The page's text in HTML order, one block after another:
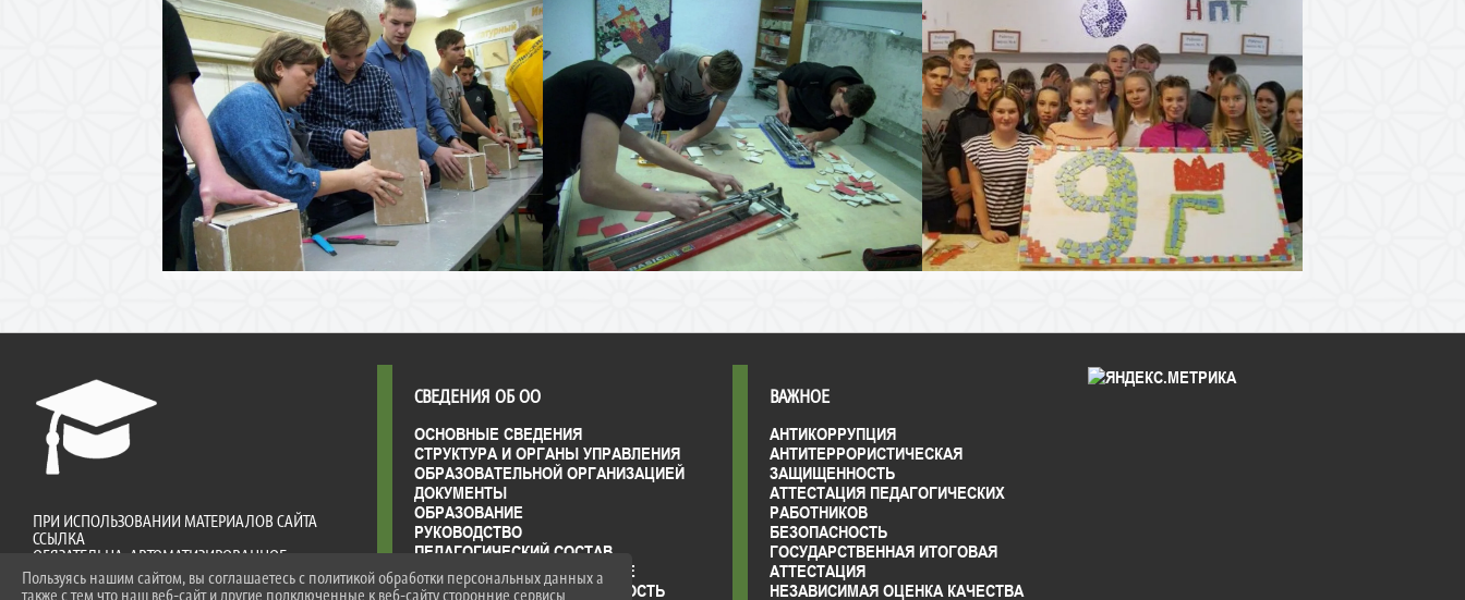
ПРИ ИСПОЛЬЗОВАНИИ МАТЕРИАЛОВ САЙТА
ССЫЛКА
ОБЯЗАТЕЛЬНА. АВТОМАТИЗИРОВАННОЕ
ИЗВЛЕЧЕНИЕ
ИНФОРМАЦИИ САЙТА ЗАПРЕЩЕНО!
СВЕДЕНИЯ ОБ ОО
ОСНОВНЫЕ СВЕДЕНИЯ
СТРУКТУРА И ОРГАНЫ УПРАВЛЕНИЯ
ОБРАЗОВАТЕЛЬНОЙ ОРГАНИЗАЦИЕЙ
ДОКУМЕНТЫ
ОБРАЗОВАНИЕ
РУКОВОДСТВО
ПЕДАГОГИЧЕСКИЙ СОСТАВ
МАТЕРИАЛЬНО-ТЕХНИЧЕСКОЕ
ОБЕСПЕЧЕНИЕ И ОСНАЩЕННОСТЬ
ВАЖНОЕ
АНТИКОРРУПЦИЯ
АНТИТЕРРОРИСТИЧЕСКАЯ
ЗАЩИЩЕННОСТЬ
АТТЕСТАЦИЯ ПЕДАГОГИЧЕСКИХ
РАБОТНИКОВ
БЕЗОПАСНОСТЬ
ГОСУДАРСТВЕННАЯ ИТОГОВАЯ
АТТЕСТАЦИЯ
НЕЗАВИСИМАЯ ОЦЕНКА КАЧЕСТВА
Пользуясь нашим сайтом, вы соглашаетесь с политикой обработки персональных данных а
также с тем что наш веб-сайт и другие подключенные к веб-сайту сторонние сервисы